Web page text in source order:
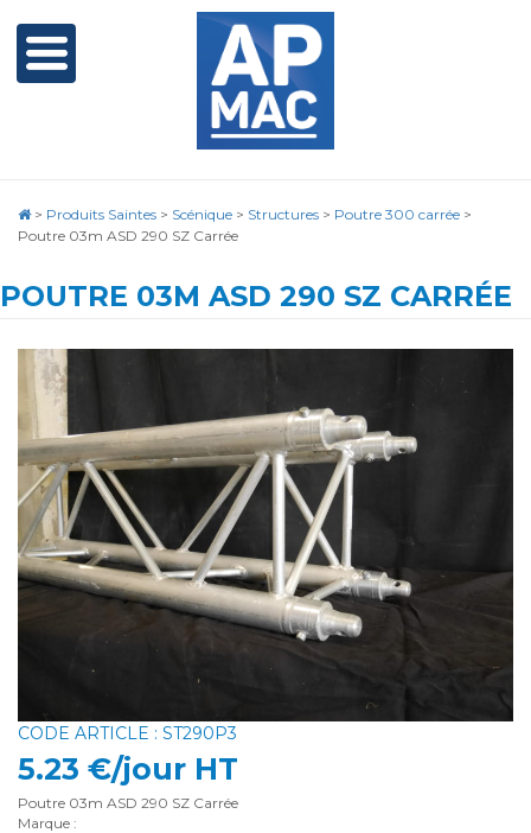
> Produits Saintes > Scénique > Structures > Poutre 300 carrée >
Poutre 03m ASD 290 SZ Carrée
POUTRE 03M ASD 290 SZ CARRÉE
CODE ARTICLE : ST290P3
5.23 €/jour HT
Poutre 03m ASD 290 SZ Carrée
Marque :